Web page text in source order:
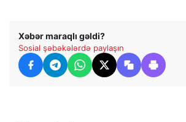
Xəbər maraqlı gəldi?
Sosial şəbəkələrdə paylaşın